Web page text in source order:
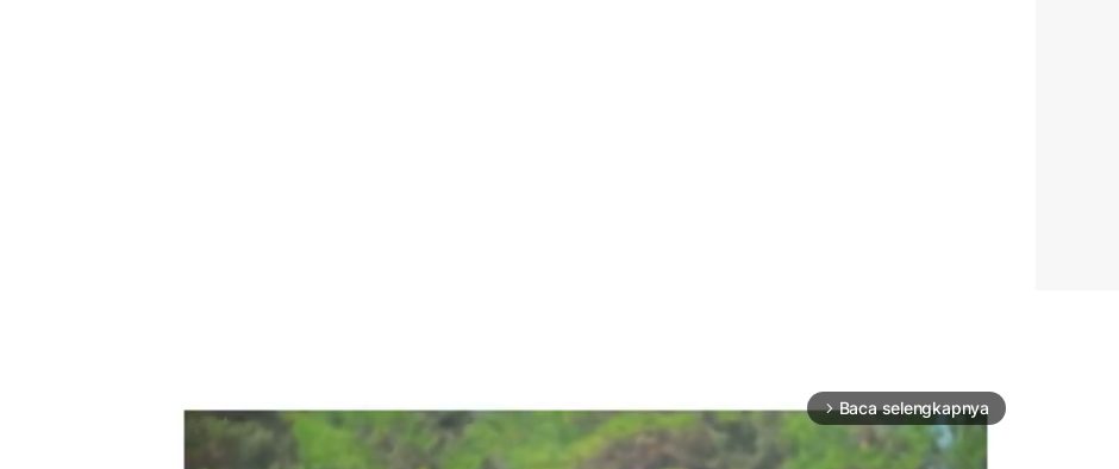
arrow_forward_ios Baca selengkapnya